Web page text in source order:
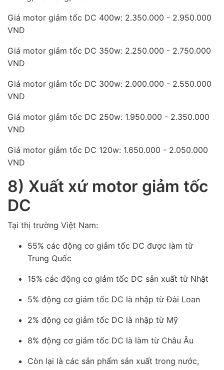
Giá motor giảm tốc DC 400w: 2.350.000 - 2.950.000
VND
Giá motor giảm tốc DC 350w: 2.250.000 - 2.750.000
VND
Giá motor giảm tốc DC 300w: 2.000.000 - 2.550.000
VND
Giá motor giảm tốc DC 250w: 1.950.000 - 2.350.000
VND
Giá motor giảm tốc DC 120w: 1.650.000 - 2.050.000
VND
8) Xuất xứ motor giảm tốc
DC
Tại thị trường Việt Nam:
55% các động cơ giảm tốc DC được làm từ
Trung Quốc
15% các động cơ giảm tốc DC sản xuất từ Nhật
5% động cơ giảm tốc DC là nhập từ Đài Loan
2% động cơ giảm tốc DC là nhập từ Mỹ
8% động cơ giảm tốc DC là làm từ Châu Âu
Còn lại là các sản phẩm sản xuất trong nước,